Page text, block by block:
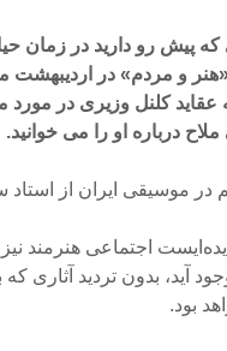
پیش رو دارید در زمان
عقاید کلنل وزیری در
درباره او را می خوانید.
در موسیقی ایران از
اجتماعی هنرمند
آید، بدون تردید آثاری
بود.